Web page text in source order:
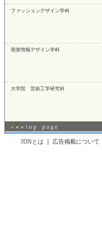
ファッションデザイン学科
視覚情報デザイン学科
大学院 芸術工学研究科
＜ ＜ ＜ t o p p a g e
JDNとは 広告掲載について